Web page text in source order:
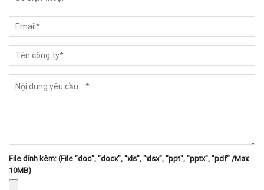
File đính kèm: (File "doc", "docx", "xls", "xlsx", "ppt", "pptx", "pdf" /Max
10MB)